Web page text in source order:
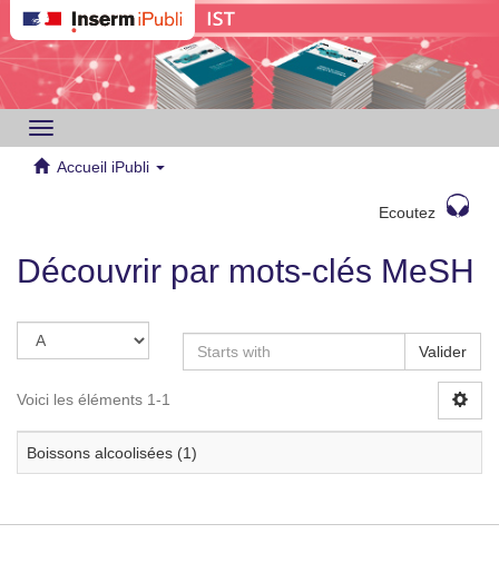
Toggle
navigation
Accueil iPubli
Ecoutez
Découvrir par mots-clés MeSH
Valider
Voici les éléments 1-1
Boissons alcoolisées (1)